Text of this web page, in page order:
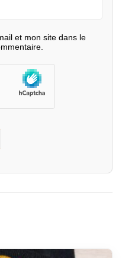
et mon site dans le